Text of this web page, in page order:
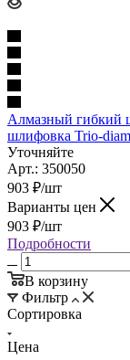
Алмазный гибкий
шлифовка Trio-
Уточняйте
Арт.: 350050
903 ₽/шт
Варианты цен
903 ₽/шт
Подробности
В корзину
Фильтр
Сортировка
Цена